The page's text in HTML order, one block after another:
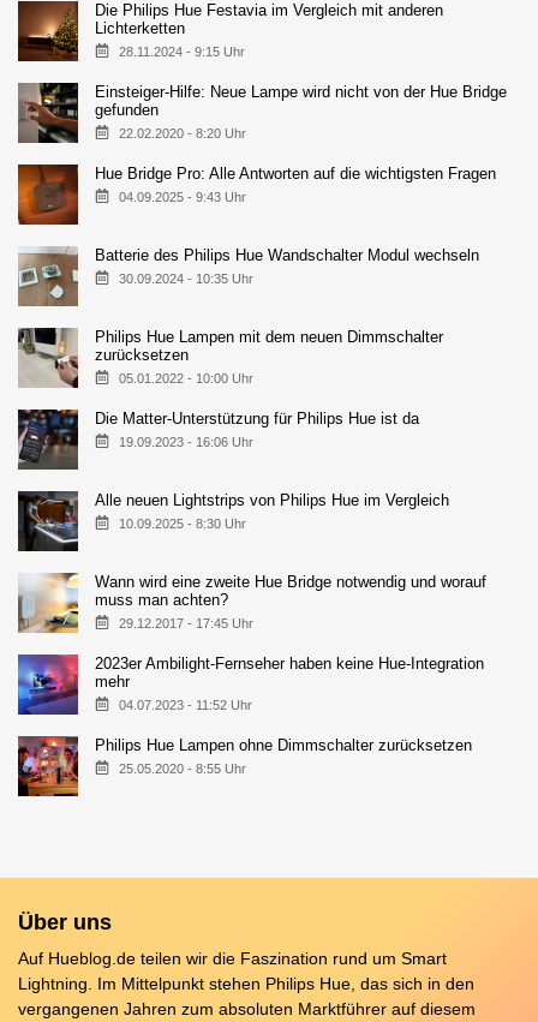
Die Philips Hue Festavia im Vergleich mit anderen
Lichterketten
28.11.2024 - 9:15 Uhr
Einsteiger-Hilfe: Neue Lampe wird nicht von der Hue Bridge
gefunden
22.02.2020 - 8:20 Uhr
Hue Bridge Pro: Alle Antworten auf die wichtigsten Fragen
04.09.2025 - 9:43 Uhr
Batterie des Philips Hue Wandschalter Modul wechseln
30.09.2024 - 10:35 Uhr
Philips Hue Lampen mit dem neuen Dimmschalter
zurücksetzen
05.01.2022 - 10:00 Uhr
Die Matter-Unterstützung für Philips Hue ist da
19.09.2023 - 16:06 Uhr
Alle neuen Lightstrips von Philips Hue im Vergleich
10.09.2025 - 8:30 Uhr
Wann wird eine zweite Hue Bridge notwendig und worauf
muss man achten?
29.12.2017 - 17:45 Uhr
2023er Ambilight-Fernseher haben keine Hue-Integration
mehr
04.07.2023 - 11:52 Uhr
Philips Hue Lampen ohne Dimmschalter zurücksetzen
25.05.2020 - 8:55 Uhr
Über uns
Auf Hueblog.de teilen wir die Faszination rund um Smart
Lightning. Im Mittelpunkt stehen Philips Hue, das sich in den
vergangenen Jahren zum absoluten Marktführer auf diesem